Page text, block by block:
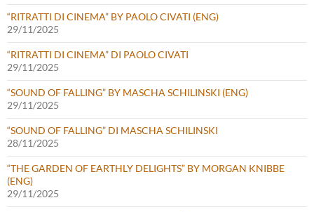
“RITRATTI DI CINEMA” BY PAOLO CIVATI (ENG)
29/11/2025
“RITRATTI DI CINEMA” DI PAOLO CIVATI
29/11/2025
“SOUND OF FALLING” BY MASCHA SCHILINSKI (ENG)
29/11/2025
“SOUND OF FALLING” DI MASCHA SCHILINSKI
28/11/2025
“THE GARDEN OF EARTHLY DELIGHTS” BY MORGAN KNIBBE
(ENG)
29/11/2025